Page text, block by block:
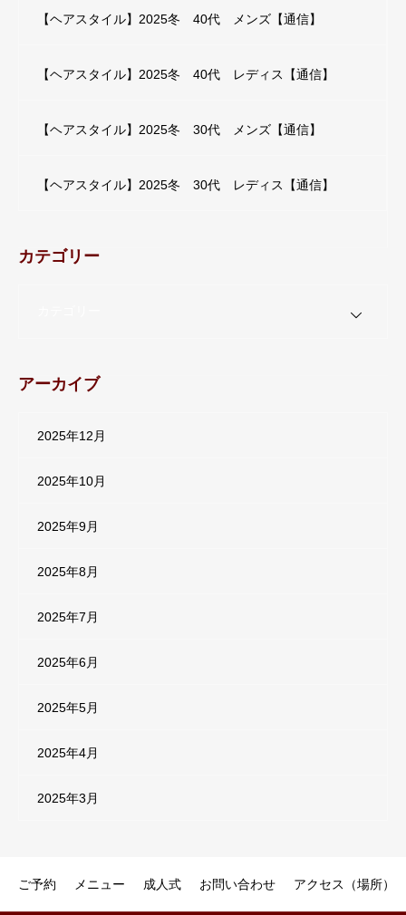
【ヘアスタイル】2025冬 40代 メンズ【通信】
【ヘアスタイル】2025冬 40代 レディス【通信】
【ヘアスタイル】2025冬 30代 メンズ【通信】
【ヘアスタイル】2025冬 30代 レディス【通信】
カテゴリー
アーカイブ
2025年12月
2025年10月
2025年9月
2025年8月
2025年7月
2025年6月
2025年5月
2025年4月
2025年3月
ご予約 メニュー 成人式 お問い合わせ アクセス（場所）